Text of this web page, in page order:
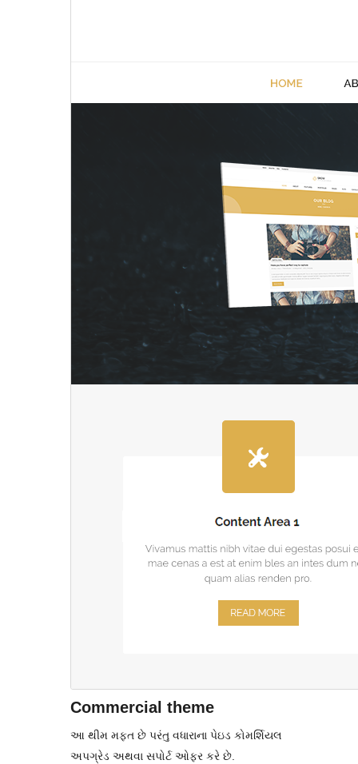
Commercial theme
આ થીમ મફત છે પરંતુ વધારાના પેઇડ કોમર્શિયલ
અપગ્રેડ અથવા સપોર્ટ ઓફર કરે છે.